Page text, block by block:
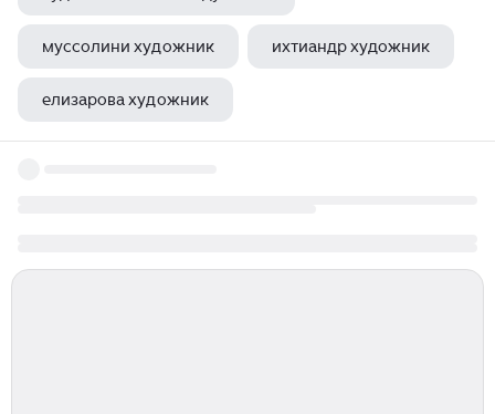
муссолини художник ихтиандр художник
елизарова художник